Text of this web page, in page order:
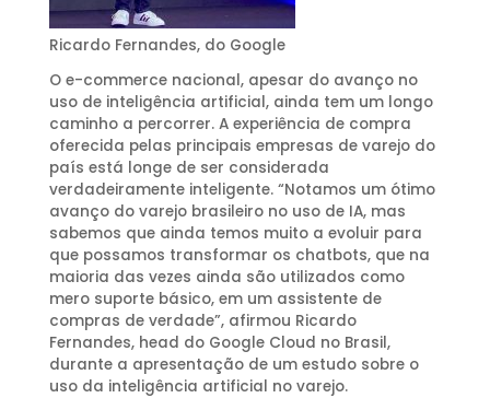
Ricardo Fernandes, do Google
O e-commerce nacional, apesar do avanço no
uso de inteligência artificial, ainda tem um longo
caminho a percorrer. A experiência de compra
oferecida pelas principais empresas de varejo do
país está longe de ser considerada
verdadeiramente inteligente. “Notamos um ótimo
avanço do varejo brasileiro no uso de IA, mas
sabemos que ainda temos muito a evoluir para
que possamos transformar os chatbots, que na
maioria das vezes ainda são utilizados como
mero suporte básico, em um assistente de
compras de verdade”, afirmou Ricardo
Fernandes, head do Google Cloud no Brasil,
durante a apresentação de um estudo sobre o
uso da inteligência artificial no varejo.